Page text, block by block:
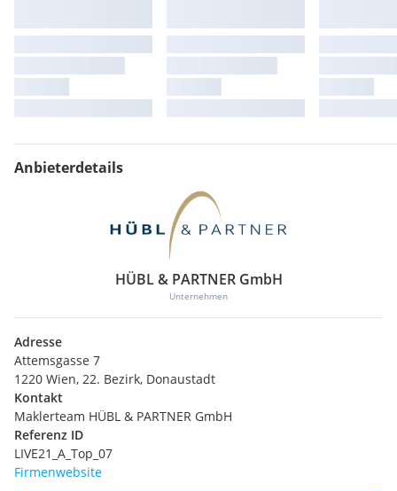
Anbieterdetails
HÜBL & PARTNER GmbH
Unternehmen
Adresse
Attemsgasse 7
1220 Wien, 22. Bezirk, Donaustadt
Kontakt
Maklerteam HÜBL & PARTNER GmbH
Referenz ID
LIVE21_A_Top_07
Firmenwebsite